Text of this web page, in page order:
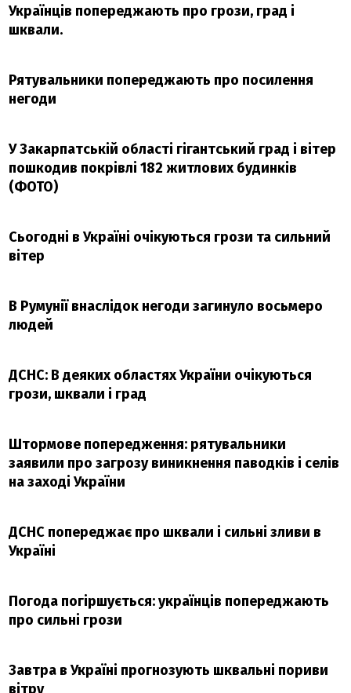
Українців попереджають про грози, град і
шквали.
Рятувальники попереджають про посилення
негоди
У Закарпатській області гігантський град і вітер
пошкодив покрівлі 182 житлових будинків
(ФОТО)
Сьогодні в Україні очікуються грози та сильний
вітер
В Румунії внаслідок негоди загинуло восьмеро
людей
ДСНС: В деяких областях України очікуються
грози, шквали і град
Штормове попередження: рятувальники
заявили про загрозу виникнення паводків і селів
на заході України
ДСНС попереджає про шквали і сильні зливи в
Україні
Погода погіршується: українців попереджають
про сильні грози
Завтра в Україні прогнозують шквальні пориви
вітру